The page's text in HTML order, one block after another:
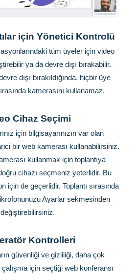
için Yönetici Kontrolü
tüm üyeler için video
ya da devre dışı bırakabilir.
dışı bırakıldığında, hiçbir üye
kamerasını kullanamaz.
Cihaz Seçimi
için bilgisayarınızın var olan
bir web kamerası kullanabilirsiniz.
kullanmak için toplantıya
cihazı seçmeniz yeterlidir. Bu
için de geçerlidir. Toplantı sırasında
Ayarlar sekmesinden
değiştirebilirsiniz.
Kontrolleri
güvenliği ve gizliliği, daha çok
için seçtiği web konferansı